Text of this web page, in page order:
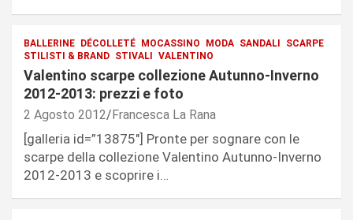
BALLERINE DÉCOLLETÉ MOCASSINO MODA SANDALI
SCARPE
STILISTI & BRAND STIVALI VALENTINO
Valentino scarpe collezione Autunno-Inverno
2012-2013: prezzi e foto
2 Agosto 2012 Francesca La Rana
[galleria id=”13875″] Pronte per sognare con le
scarpe della collezione Valentino Autunno-Inverno
2012-2013 e scoprire i…